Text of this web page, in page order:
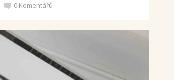
0 Komentářů